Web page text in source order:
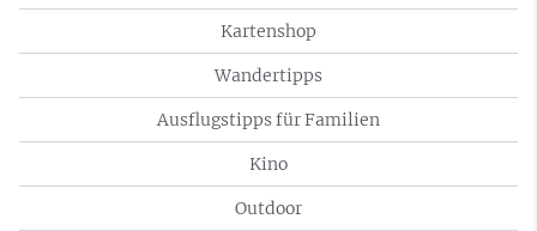
Kartenshop
Wandertipps
Ausflugstipps für Familien
Kino
Outdoor